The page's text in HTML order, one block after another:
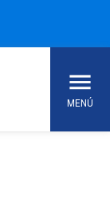
MENÚ